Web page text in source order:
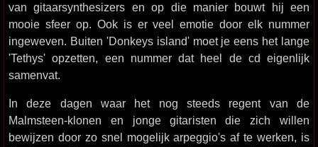
van gitaarsynthesizers en op die manier bouwt hij een
mooie sfeer op. Ook is er veel emotie door elk nummer
ingeweven. Buiten 'Donkeys island' moet je eens het lange
'Tethys' opzetten, een nummer dat heel de cd eigenlijk
samenvat.
In deze dagen waar het nog steeds regent van de
Malmsteen-klonen en jonge gitaristen die zich willen
bewijzen door zo snel mogelijk arpeggio's af te werken, is